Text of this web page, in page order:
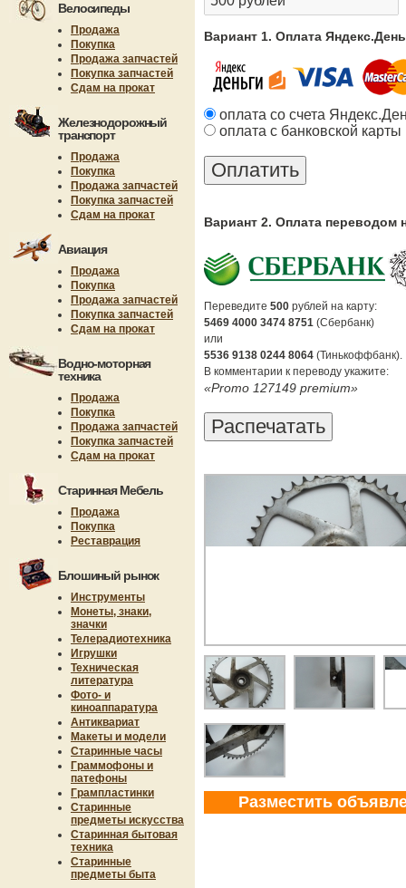
Велосипеды
Продажа
Покупка
Продажа запчастей
Покупка запчастей
Сдам на прокат
Железнодорожный
транспорт
Продажа
Покупка
Продажа запчастей
Покупка запчастей
Сдам на прокат
Авиация
Продажа
Покупка
Продажа запчастей
Покупка запчастей
Сдам на прокат
Водно-моторная
техника
Продажа
Покупка
Продажа запчастей
Покупка запчастей
Сдам на прокат
Старинная Мебель
Продажа
Покупка
Реставрация
Блошиный рынок
Инструменты
Монеты, знаки,
значки
Телерадиотехника
Игрушки
Техническая
литература
Фото- и
киноаппаратура
Антиквариат
Макеты и модели
Старинные часы
Граммофоны и
патефоны
Грампластинки
Старинные
предметы искусства
Старинная бытовая
техника
Старинные
предметы быта
Вариант 1. Оплата
оплата со счета
оплата с банковской карты
Вариант 2. Оплата переводом
Переведите 500 рублей на карту:
5469 4000 3474 8751 (Сбербанк)
или
5536 9138 0244 8064 (Тинькоффбанк).
В комментарии к переводу укажите:
«Promo 127149 premium»
Разместить